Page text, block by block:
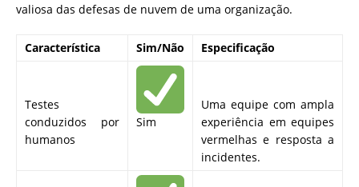
valiosa das defesas de nuvem de uma organização.
Característica Sim/Não Especificação
Testes
conduzidos por
humanos
Sim
Uma equipe com ampla
experiência em equipes
vermelhas e resposta a
incidentes.